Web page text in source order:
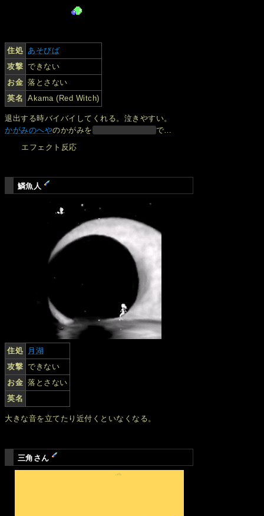
住処 あそびば
攻撃 できない
お金 落とさない
英名 Akama (Red Witch)
退出する時バイバイしてくれる。泣きやすい。
かがみのへやのかがみを
で…
エフェクト反応
鱗魚人
住処
月湖
攻撃 できない
お金 落とさない
英名
大きな音を立てたり近付くといなくなる。
三角さん